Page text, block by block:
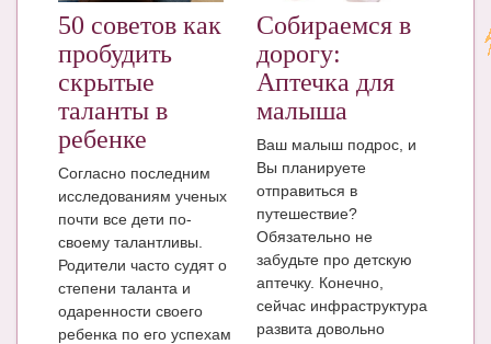
Мамина энциклопедия
СЕРВИСЫ И ПРИЛОЖЕНИЯ
Сервис. Оценка роста и веса ребенка
Приложения для Android
Полезные ссылки
Опросы
НОВОСТИ ЛОПОТУНА
Блог Администратора
50 советов как
пробудить
скрытые
таланты в
ребенке
Согласно последним
исследованиям ученых
почти все дети по-
своему талантливы.
Родители часто судят о
степени таланта и
одаренности своего
ребенка по его успехам
Собираемся в
дорогу:
Аптечка для
малыша
Ваш малыш подрос, и
Вы планируете
отправиться в
путешествие?
Обязательно не
забудьте про детскую
аптечку. Конечно,
сейчас инфраструктура
развита довольно